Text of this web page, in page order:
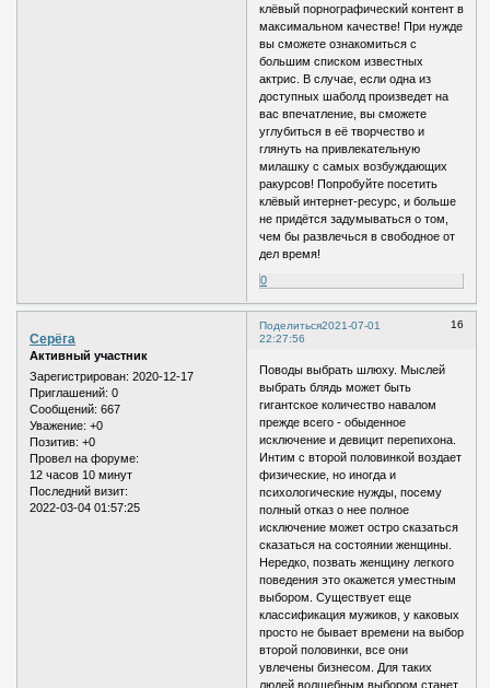
клёвый порнографический контент в
максимальном качестве! При нужде
вы сможете ознакомиться с
большим списком известных
актрис. В случае, если одна из
доступных шаболд произведет на
вас впечатление, вы сможете
углубиться в её творчество и
глянуть на привлекательную
милашку с самых возбуждающих
ракурсов! Попробуйте посетить
клёвый интернет-ресурс, и больше
не придётся задумываться о том,
чем бы развлечься в свободное от
дел время!
0
Поделиться 16
2021-07-01
22:27:56
Серёга
Активный участник
Зарегистрирован: 2020-12-17
Приглашений: 0
Сообщений: 667
Уважение: +0
Позитив: +0
Провел на форуме:
12 часов 10 минут
Последний визит:
2022-03-04 01:57:25
Поводы выбрать шлюху. Мыслей
выбрать блядь может быть
гигантское количество навалом
прежде всего - обыденное
исключение и девицит перепихона.
Интим с второй половинкой воздает
физические, но иногда и
психологические нужды, посему
полный отказ о нее полное
исключение может остро сказаться
сказаться на состоянии женщины.
Нередко, позвать женщину легкого
поведения это окажется уместным
выбором. Существует еще
классификация мужиков, у каковых
просто не бывает времени на выбор
второй половинки, все они
увлечены бизнесом. Для таких
людей волшебным выбором станет